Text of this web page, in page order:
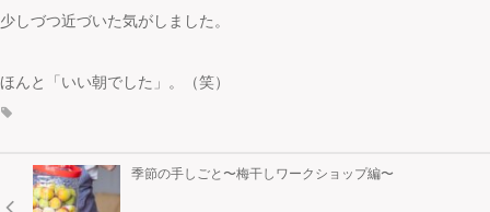
少しづつ近づいた気がしました。
ほんと「いい朝でした」。（笑）
季節の手しごと〜梅干しワークショップ編〜